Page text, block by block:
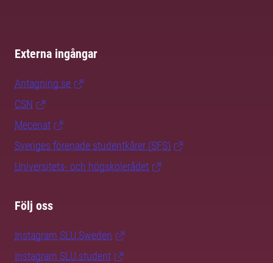
Externa ingångar
Antagning.se
CSN
Mecenat
Sveriges förenade studentkårer (SFS)
Universitets- och högskolerådet
Följ oss
Instagram SLU.Sweden
Instagram SLU.student